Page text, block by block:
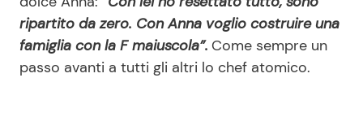
ripartito da zero. Con Anna voglio costruire una
famiglia con la F maiuscola”. Come sempre un
passo avanti a tutti gli altri lo chef atomico.